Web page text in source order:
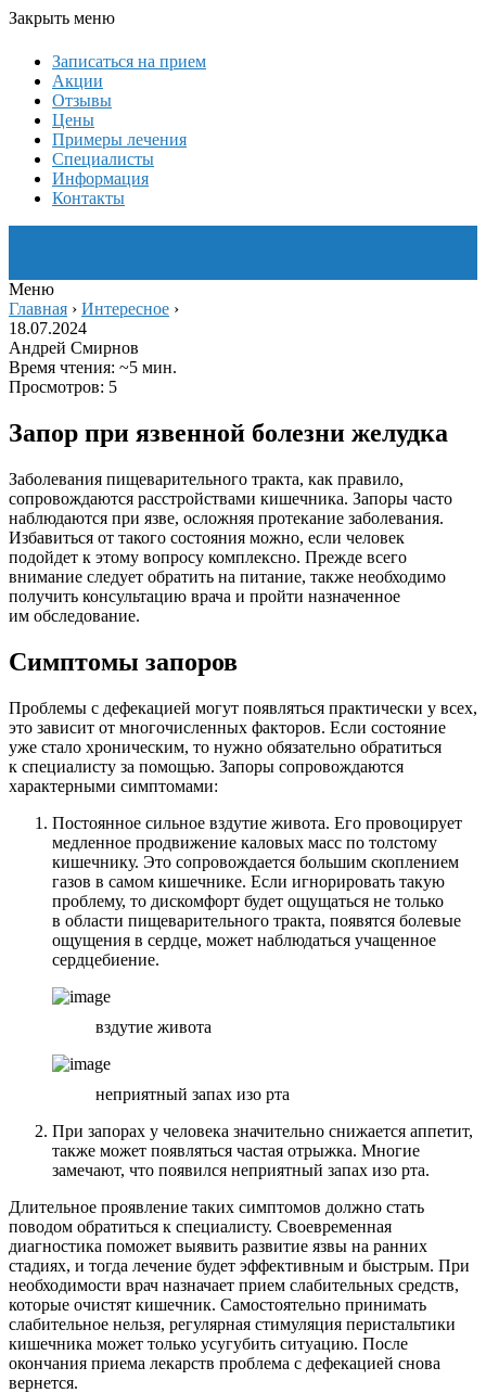
Закрыть меню
Записаться на прием
Акции
Отзывы
Цены
Примеры лечения
Специалисты
Информация
Контакты
Меню
Главная › Интересное ›
18.07.2024
Андрей Смирнов
Время чтения: ~5 мин.
Просмотров: 5
Запор при язвенной болезни желудка
Заболевания пищеварительного тракта, как правило,
сопровождаются расстройствами кишечника. Запоры часто
наблюдаются при язве, осложняя протекание заболевания.
Избавиться от такого состояния можно, если человек
подойдет к этому вопросу комплексно. Прежде всего
внимание следует обратить на питание, также необходимо
получить консультацию врача и пройти назначенное
им обследование.
Симптомы запоров
Проблемы с дефекацией могут появляться практически у всех,
это зависит от многочисленных факторов. Если состояние
уже стало хроническим, то нужно обязательно обратиться
к специалисту за помощью. Запоры сопровождаются
характерными симптомами:
Постоянное сильное вздутие живота. Его провоцирует
медленное продвижение каловых масс по толстому
кишечнику. Это сопровождается большим скоплением
газов в самом кишечнике. Если игнорировать такую
проблему, то дискомфорт будет ощущаться не только
в области пищеварительного тракта, появятся болевые
ощущения в сердце, может наблюдаться учащенное
сердцебиение.
вздутие живота
неприятный запах изо рта
При запорах у человека значительно снижается аппетит,
также может появляться частая отрыжка. Многие
замечают, что появился неприятный запах изо рта.
Длительное проявление таких симптомов должно стать
поводом обратиться к специалисту. Своевременная
диагностика поможет выявить развитие язвы на ранних
стадиях, и тогда лечение будет эффективным и быстрым. При
необходимости врач назначает прием слабительных средств,
которые очистят кишечник. Самостоятельно принимать
слабительное нельзя, регулярная стимуляция перистальтики
кишечника может только усугубить ситуацию. После
окончания приема лекарств проблема с дефекацией снова
вернется.